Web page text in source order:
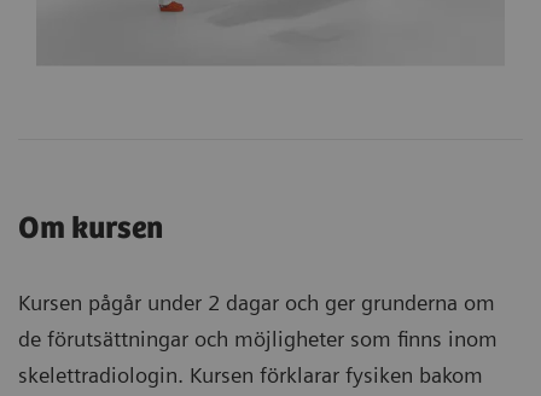
Om kursen
Kursen pågår under 2 dagar och ger grunderna om
de förutsättningar och möjligheter som finns inom
skelettradiologin. Kursen förklarar fysiken bakom